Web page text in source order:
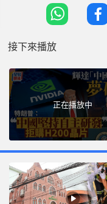
易。 成立雙邊理事
指出，此次「習特
接下來播放
正在播放中